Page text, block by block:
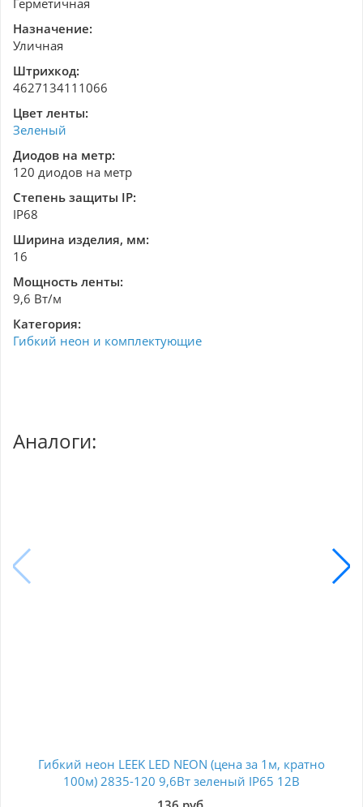
Герметичная
Назначение:
Уличная
Штрихкод:
4627134111066
Цвет ленты:
Зеленый
Диодов на метр:
120 диодов на метр
Степень защиты IP:
IP68
Ширина изделия, мм:
16
Мощность ленты:
9,6 Вт/м
Категория:
Гибкий неон и комплектующие
Аналоги:
Гибкий неон LEEK LED NEON (цена за 1м, кратно
100м) 2835-120 9,6Вт зеленый IP65 12В
LE010626-006